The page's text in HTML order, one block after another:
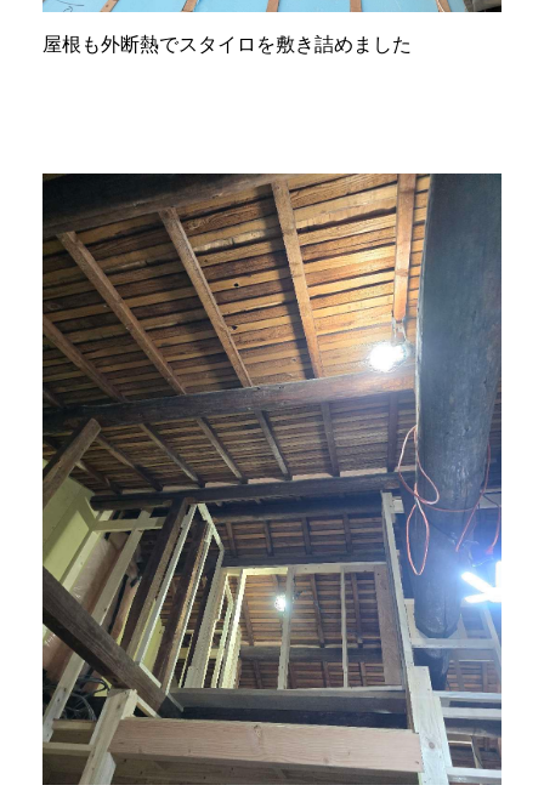
屋根も外断熱でスタイロを敷き詰めました